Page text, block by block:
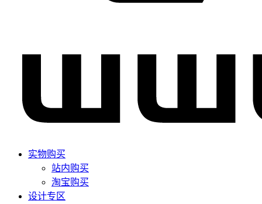
实物购买
站内购买
淘宝购买
设计专区